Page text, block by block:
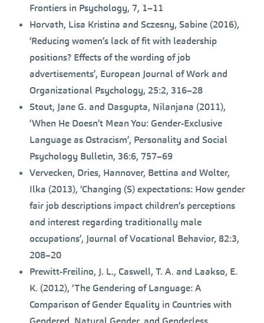
Frontiers in Psychology, 7, 1–11
Horvath, Lisa Kristina and Sczesny, Sabine (2016),
‘Reducing women’s lack of fit with leadership
positions? Effects of the wording of job
advertisements’, European Journal of Work and
Organizational Psychology, 25:2, 316–28
Stout, Jane G. and Dasgupta, Nilanjana (2011),
‘When He Doesn’t Mean You: Gender-Exclusive
Language as Ostracism’, Personality and Social
Psychology Bulletin, 36:6, 757–69
Vervecken, Dries, Hannover, Bettina and Wolter,
Ilka (2013), ‘Changing (S) expectations: How gender
fair job descriptions impact children’s perceptions
and interest regarding traditionally male
occupations’, Journal of Vocational Behavior, 82:3,
208–20
Prewitt-Freilino, J. L., Caswell, T. A. and Laakso, E.
K. (2012), ‘The Gendering of Language: A
Comparison of Gender Equality in Countries with